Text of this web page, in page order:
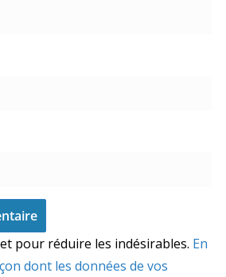
pour réduire les indésirables. En
dont les données de vos